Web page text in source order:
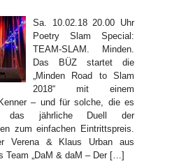
Sa. 10.02.18 20.00 Uhr
Poetry Slam Special:
TEAM-SLAM. Minden.
Das BÜZ startet die
„Minden Road to Slam
2018“ mit einem
– und für solche, die es
das jährliche Duell der
zum einfachen Eintrittspreis.
Verena & Klaus Urban aus
Team „DaM & daM – Der […]